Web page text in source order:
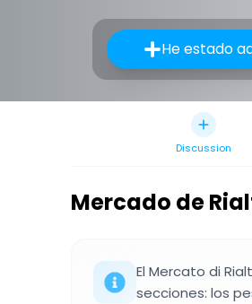
He estado
Discussion
Mercado de
El Mercato di
secciones: los